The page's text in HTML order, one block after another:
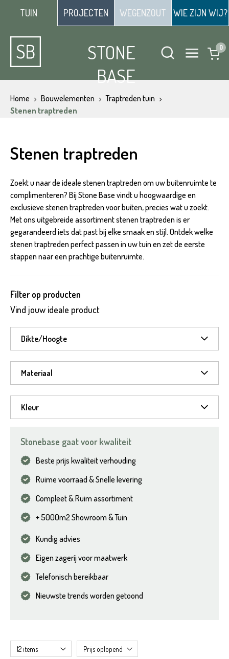
TUIN PROJECTEN WEGENZOUT WIE ZIJN WIJ?
STONE
BASE
Home Bouwelementen
Traptreden tuin
Stenen traptreden
Stenen traptreden
Zoekt u naar de ideale stenen traptreden om uw buitenruimte te
complimenteren? Bij Stone Base vindt u hoogwaardige en
exclusieve stenen traptreden voor buiten, precies wat u zoekt.
Met ons uitgebreide assortiment stenen traptreden is er
gegarandeerd iets dat past bij elke smaak en stijl. Ontdek welke
stenen traptreden perfect passen in uw tuin en zet de eerste
stappen naar een prachtige buitenruimte.
Filter op producten
Vind jouw ideale product
Dikte/Hoogte
Materiaal
Kleur
Stonebase gaat voor kwaliteit
Beste prijs kwaliteit verhouding
Ruime voorraad & Snelle levering
Compleet & Ruim assortiment
+ 5000m2 Showroom & Tuin
Kundig advies
Eigen zagerij voor maatwerk
Telefonisch bereikbaar
Nieuwste trends worden getoond